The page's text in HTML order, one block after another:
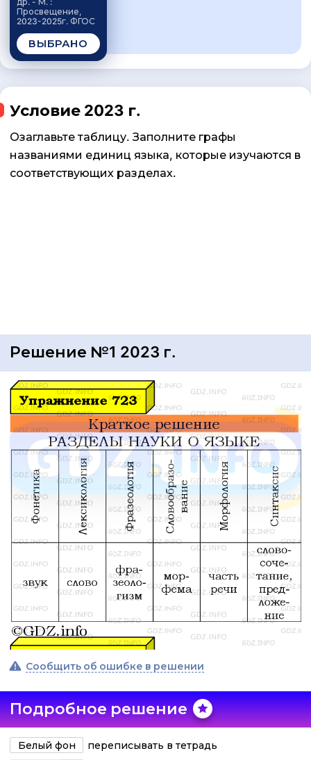
Просвещение,
2023-2025г. ФГОС
ВЫБРАНО
Условие 2023 г.
Озаглавьте таблицу. Заполните графы
названиями единиц языка, которые изучаются в
соответствующих разделах.
Решение №1 2023 г.
Сообщить об ошибке в решении
Подробное решение
Белый фон
переписывать в тетрадь